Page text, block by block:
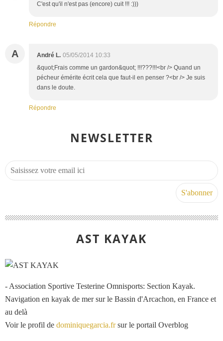
C'est qu'il n'est pas (encore) cuit !!! :)))
Répondre
A André L. 05/05/2014 10:33
&quot;Frais comme un gardon&quot; !!!???!!!<br /> Quand un
pécheur émérite écrit cela que faut-il en penser ?<br /> Je suis
dans le doute.
Répondre
NEWSLETTER
AST KAYAK
- Association Sportive Testerine Omnisports: Section Kayak.
Navigation en kayak de mer sur le Bassin d'Arcachon, en France et
au delà
Voir le profil de dominiquegarcia.frsur le portail Overblog